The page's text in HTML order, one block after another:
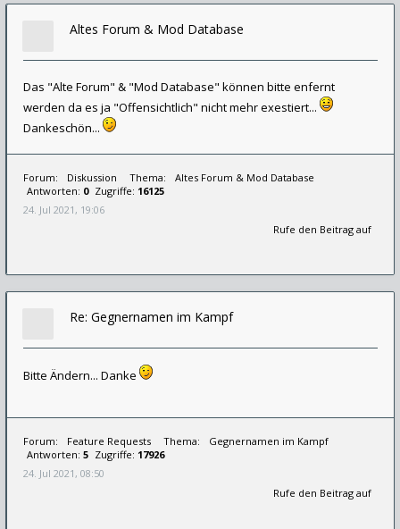
Altes Forum & Mod Database
Das "Alte Forum" & "Mod Database" können bitte enfernt
werden da es ja "Offensichtlich" nicht mehr exestiert...
Dankeschön...
Forum: Diskussion Thema:
Altes Forum & Mod Database
Antworten: 0 Zugriffe: 16125
24. Jul 2021, 19:06
Rufe den Beitrag auf
Re: Gegnernamen im Kampf
Bitte Ändern... Danke
Forum: Feature Requests Thema:
Gegnernamen im Kampf
Antworten: 5 Zugriffe: 17926
24. Jul 2021, 08:50
Rufe den Beitrag auf